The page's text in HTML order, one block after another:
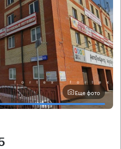
Еще фото